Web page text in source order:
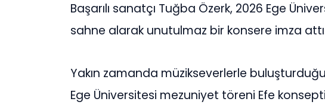
Başarılı sanatçı Tuğba Özerk, 2026 Ege
sahne alarak unutulmaz bir konsere imza
Yakın zamanda müzikseverlerle buluşturduğu
Ege Üniversitesi mezuniyet töreni Efe